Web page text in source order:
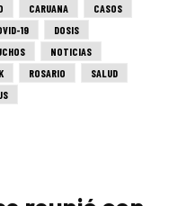
CARUANA
CASOS
19
DOSIS
NOTICIAS
ROSARIO
SALUD